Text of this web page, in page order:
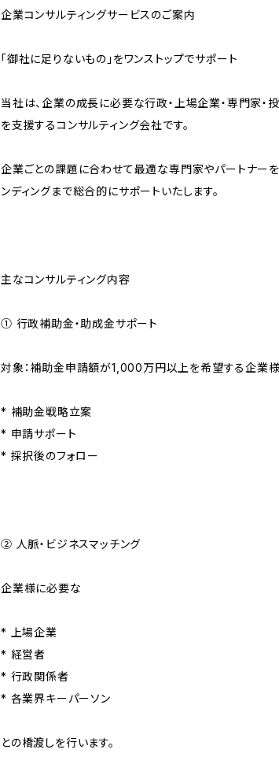
企業コンサルティングサービスのご案内
「御社に足りないもの」をワンストップでサポート
当社は、企業の成長に必要な行政・上場企業・専門家・
を支援するコンサルティング会社です。
企業ごとの課題に合わせて最適な専門家やパートナーを
ンディングまで総合的にサポートいたします。
主なコンサルティング内容
① 行政補助金・助成金サポート
対象：補助金申請額が1,000万円以上を希望する企業
* 補助金戦略立案
* 申請サポート
* 採択後のフォロー
② 人脈・ビジネスマッチング
企業様に必要な
* 上場企業
* 経営者
* 行政関係者
* 各業界キーパーソン
との橋渡しを行います。